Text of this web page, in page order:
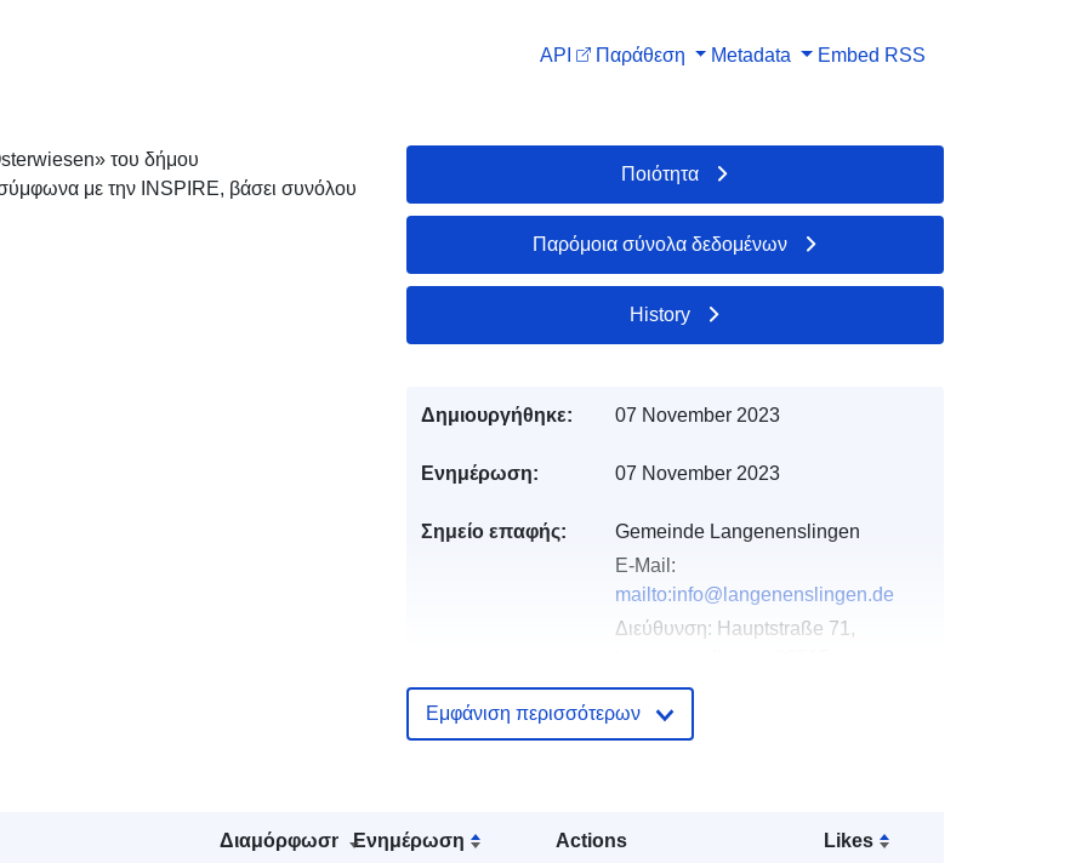
API Παράθεση Metadata Embed RSS
του δήμου
με την INSPIRE, βάσει συνόλου
Διαμόρφωση Ενημέρωση Actions Likes
Ποιότητα
Παρόμοια σύνολα δεδομένων
History
Δημιουργήθηκε: 07 November 2023
Ενημέρωση: 07 November 2023
Σημείο επαφής:
Gemeinde Langenenslingen
E-Mail:
mailto:info@langenenslingen.de
Διεύθυνση: Hauptstraße 71,
Deutschland
Διεύθυνση URL:
καταλόγου:
February 2026
Εμφάνιση περισσότερων